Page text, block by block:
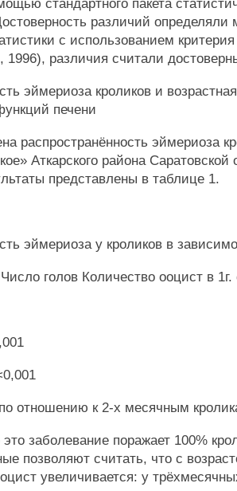
стандартного пакета
различий определяли
с использованием
1996), различия считали
эймериоза кроликов и
печени
распространённость эймериоза
Аткарского района Саратовской
представлены в таблице 1.
эймериоза у кроликов в
голов Количество ооцист в
отношению к 2-х месячным
заболевание поражает 100%
позволяют считать, что с
увеличивается: у